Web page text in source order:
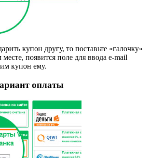
купон другу, то поставьте «галочку»
появится поле для ввода e-mail
купон ему.
оплаты